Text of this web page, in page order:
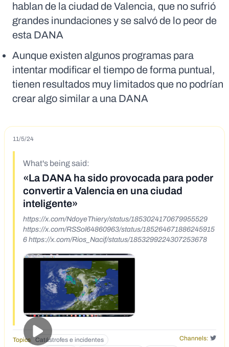
hablan de la ciudad de Valencia, que no sufrió
grandes inundaciones y se salvó de lo peor de
esta DANA
Aunque existen algunos programas para
intentar modificar el tiempo de forma puntual,
tienen resultados muy limitados que no podrían
crear algo similar a una DANA
11/5/24
What's being said:
«La DANA ha sido provocada para poder
convertir a Valencia en una ciudad
inteligente»
https://x.com/NdoyeThiery/status/1853024170679955529
https://x.com/RSSol64860963/status/185264671886245915
6 https://x.com/Rios_Nacif/status/1853299224307253678
Topics Catástrofes e incidentes
Channels: